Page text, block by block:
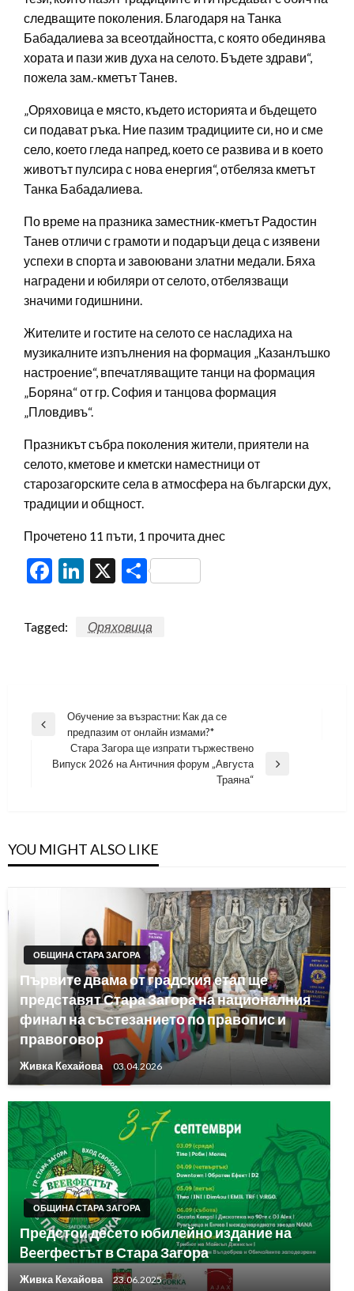
следващите поколения. Благодаря на Танка
Бабадалиева за всеотдайността, с която обединява
хората и пази жив духа на селото. Бъдете здрави“,
пожела зам.-кметът Танев.
„Оряховица е място, където историята и бъдещето
си подават ръка. Ние пазим традициите си, но и сме
село, което гледа напред, което се развива и в което
животът пулсира с нова енергия“, отбеляза кметът
Танка Бабадалиева.
По време на празника заместник-кметът Радостин
Танев отличи с грамоти и подаръци деца с изявени
успехи в спорта и завоювани златни медали. Бяха
наградени и юбиляри от селото, отбелязващи
значими годишнини.
Жителите и гостите на селото се насладиха на
музикалните изпълнения на формация „Казанлъшко
настроение“, впечатляващите танци на формация
„Боряна“ от гр. София и танцова формация
„Пловдивъ“.
Празникът събра поколения жители, приятели на
селото, кметове и кметски наместници от
старозагорските села в атмосфера на български дух,
традиции и общност.
Прочетено 11 пъти, 1 прочита днес
Facebook
LinkedIn
X Share
Tagged: Оряховица
Навигация
Previous
Обучение за възрастни: Как да се
предпазим от онлайн измами?*
Next
Стара Загора ще изпрати тържествено
Випуск 2026 на Античния форум „Августа
Траяна“
YOU MIGHT ALSO LIKE
ОБЩИНА СТАРА ЗАГОРА
Първите двама от градския етап ще
представят Стара Загора на националния
финал на състезанието по правопис и
правоговор
Живка Кехайова 03.04.2026
ОБЩИНА СТАРА ЗАГОРА
Предстои десето юбилейно издание на
Beerфестът в Стара Загора
Живка Кехайова 23.06.2025